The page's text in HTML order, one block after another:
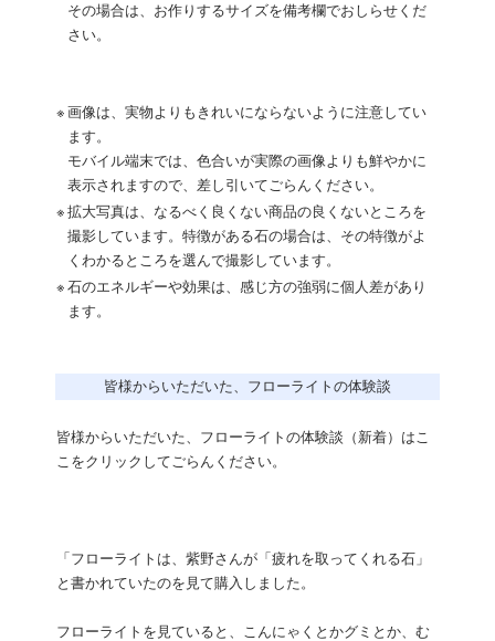
その場合は、お作りするサイズを備考欄でおしらせくだ
さい。
※ 画像は、実物よりもきれいにならないように注意してい
ます。
モバイル端末では、色合いが実際の画像よりも鮮やかに
表示されますので、差し引いてごらんください。
※ 拡大写真は、なるべく良くない商品の良くないところを
撮影しています。特徴がある石の場合は、その特徴がよ
くわかるところを選んで撮影しています。
※ 石のエネルギーや効果は、感じ方の強弱に個人差があり
ます。
皆様からいただいた、フローライトの体験談
皆様からいただいた、フローライトの体験談（新着）はこ
こをクリックしてごらんください。
「フローライトは、紫野さんが「疲れを取ってくれる石」
と書かれていたのを見て購入しました。
フローライトを見ていると、こんにゃくとかグミとか、む